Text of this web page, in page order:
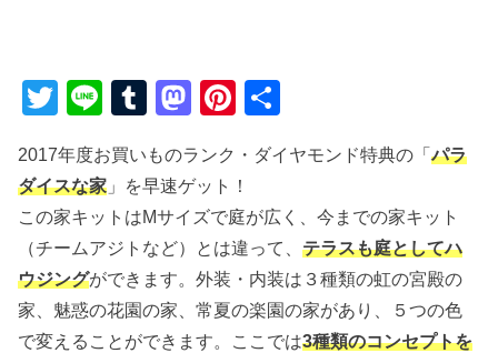
T
tt
er
Li
e
T
m
bl
r
M
st
o
d
o
n
Pi
er
e
st
2017年度お買いものランク・ダイヤモンド特典の「パラ
ダイスな家 」を早速ゲット！
この家キットはMサイズで庭が広く、今までの家キット
（チームアジトなど）とは違って、テラスも庭としてハ
ウジングができます。外装・内装は３種類の虹の宮殿の
家、魅惑の花園の家、常夏の楽園の家があり、５つの色
で変えることができます。ここでは3種類のコンセプトを